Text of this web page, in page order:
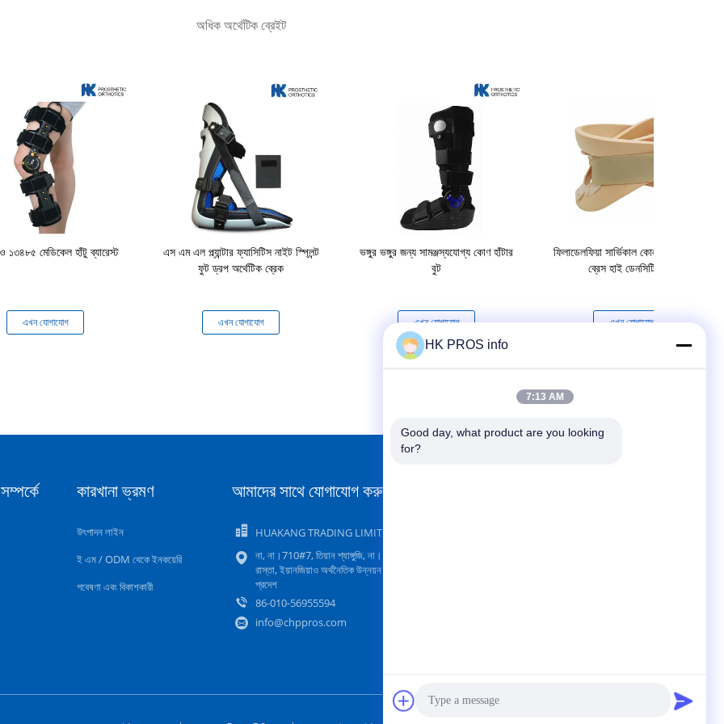
অধিক অর্থেটিক ব্রেইট
মেডিকেল হাঁটু ব্যারেস্ট
এখন যোগাযোগ
এস এম এল প্ল্যান্টার ফ্যাসিটিস নাইট স্প্লিন্ট
ফুট ড্রপ অর্থেটিক ব্রেক
এখন যোগাযোগ
ভঙ্গুর ভঙ্গুর জন্য সামঞ্জস্যযোগ্য কোণ হাঁটার
বুট
এখন যোগাযোগ
ফিলাডেলফিয়া সার্ভিকাল কোলার নেক সাপোর্ট
ব্রেস হাই ডেনসিটি ফোম
এখন যোগাযোগ
কারখানা ভ্রমণ
উৎপাদন লাইন
ই এম / ODM থেকে ইনকয়েরি
গবেষণা এবং বিকাশকারী
আমাদের সাথে যোগাযোগ করুন
HUAKANG TRADING LIMITED
না, না।710#7, তিয়ান শ্যাঙ্গুজি, না।151হুয়া দা
রাস্তা, ইয়ানজিয়াও অর্থনৈতিক উন্নয়ন এলাকা, সানহে,
প্রদেশ
86-010-56955594
info@chppros.com
HK PROS info
7:13 AM
Good day, what product are you looking
for?